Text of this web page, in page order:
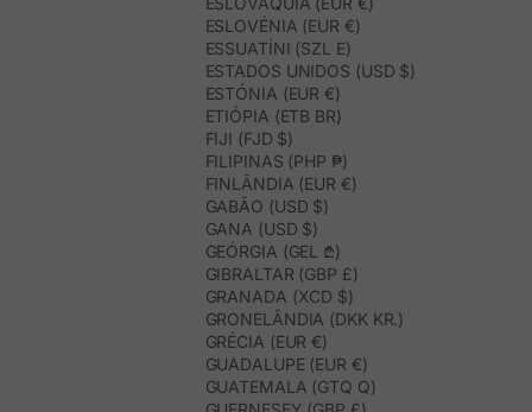
ESLOVÉNIA (EUR €)
ESSUATÍNI (SZL E)
ESTADOS UNIDOS (USD $)
ESTÓNIA (EUR €)
ETIÓPIA (ETB BR)
FIJI (FJD $)
FILIPINAS (PHP ₱)
FINLÂNDIA (EUR €)
GABÃO (USD $)
GANA (USD $)
GEÓRGIA (GEL ₾)
GIBRALTAR (GBP £)
GRANADA (XCD $)
GRONELÂNDIA (DKK KR.)
GRÉCIA (EUR €)
GUADALUPE (EUR €)
GUATEMALA (GTQ Q)